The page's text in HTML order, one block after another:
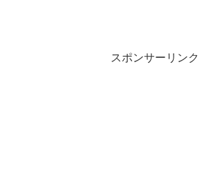
スポンサーリンク